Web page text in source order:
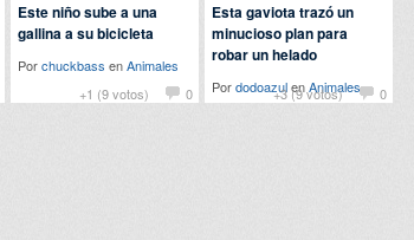
+1 (9 votos) 0
Este niño sube a una
gallina a su bicicleta
Porchuckbass enAnimales
+3 (9 votos)
0
Esta gaviota trazó un
minucioso plan para
robar un helado
PordodoazulenAnimales